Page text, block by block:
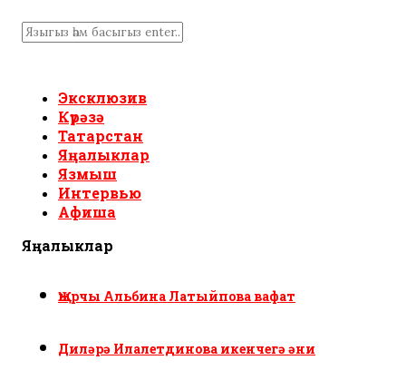
Эксклюзив
Күрәзә
Татарстан
Яңалыклар
Язмыш
Интервью
Афиша
Яңалыклар
Җырчы Альбина Латыйпова вафат
Диләрә Илалетдинова икенчегә әни